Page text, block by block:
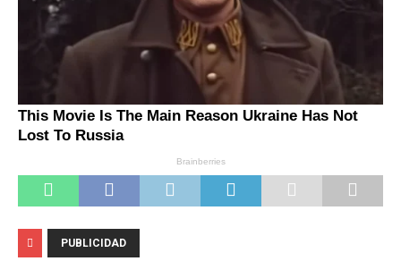
PUBLICIDAD